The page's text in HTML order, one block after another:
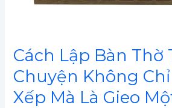
Cách Lập Bàn Thờ
Chuyện Không Chỉ
Xếp Mà Là Gieo
Niềm
Tin